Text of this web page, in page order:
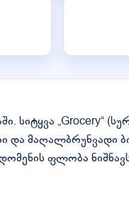
სიტყვა „Grocery“
მაღალბრუნვადი
ფლობა